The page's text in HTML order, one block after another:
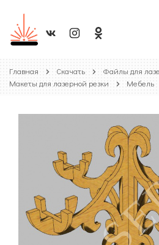
Главная Скачать
Файлы для
Макеты для лазерной резки
Мебель